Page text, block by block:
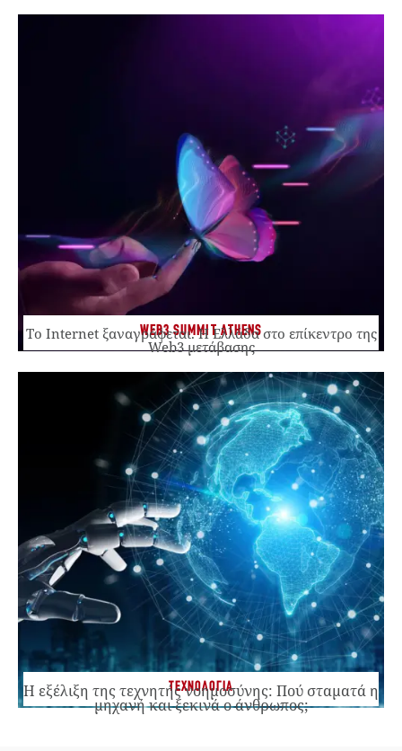
WEB3 SUMMIT ATHENS
Το Internet ξαναγράφεται. Η Ελλάδα στο επίκεντρο της
Web3 μετάβασης
ΤΕΧΝΟΛΟΓΙΑ
Η εξέλιξη της τεχνητής νοημοσύνης: Πού σταματά η
μηχανή και ξεκινά ο άνθρωπος;